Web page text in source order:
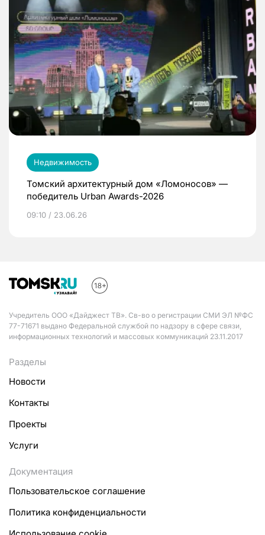
Недвижимость
Томский архитектурный дом «Ломоносов» —
победитель Urban Awards-2026
09:10 / 23.06.26
Учредитель ООО «Дайджест ТВ». Св-во о регистрации СМИ ЭЛ №ФС
77-71671 выдано Федеральной службой по надзору в сфере связи,
информационных технологий и массовых коммуникаций 23.11.2017
Разделы
Новости
Контакты
Проекты
Услуги
Документация
Пользовательское соглашение
Политика конфиденциальности